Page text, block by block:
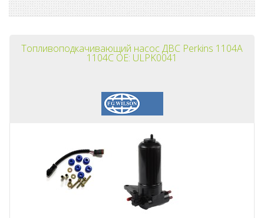
Топливоподкачивающий насос ДВС Perkins 1104A
1104C OE: ULPK0041